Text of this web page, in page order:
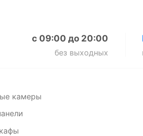
с 09:00 до 20:00
без выходных
камеры